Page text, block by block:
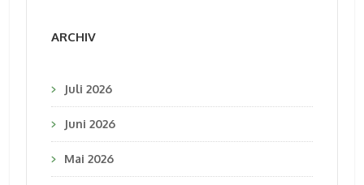
ARCHIV
Juli 2026
Juni 2026
Mai 2026